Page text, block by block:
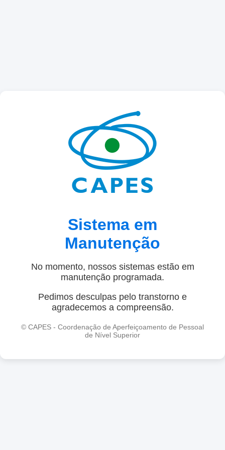
Sistema em
Manutenção
No momento, nossos sistemas estão em
manutenção programada.
Pedimos desculpas pelo transtorno e
agradecemos a compreensão.
© CAPES - Coordenação de Aperfeiçoamento de Pessoal
de Nível Superior